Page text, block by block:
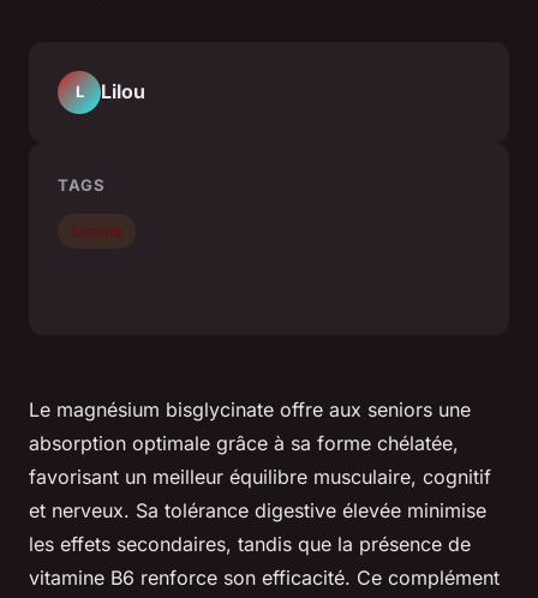
Le magnésium bisglycinate offre aux seniors une
absorption optimale grâce à sa forme chélatée,
favorisant un meilleur équilibre musculaire, cognitif
et nerveux. Sa tolérance digestive élevée minimise
les effets secondaires, tandis que la présence de
vitamine B6 renforce son efficacité. Ce complément
L Lilou
TAGS
Société